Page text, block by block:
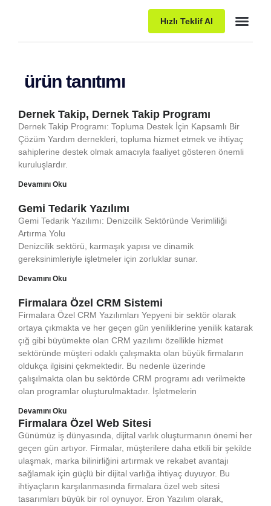
Hızlı Teklif Al
ürün tanıtımı
Dernek Takip, Dernek Takip Programı
Dernek Takip Programı: Topluma Destek İçin Kapsamlı Bir
Çözüm Yardım dernekleri, topluma hizmet etmek ve ihtiyaç
sahiplerine destek olmak amacıyla faaliyet gösteren önemli
kuruluşlardır.
Devamını Oku
Gemi Tedarik Yazılımı
Gemi Tedarik Yazılımı: Denizcilik Sektöründe Verimliliği
Artırma Yolu
Denizcilik sektörü, karmaşık yapısı ve dinamik
gereksinimleriyle işletmeler için zorluklar sunar.
Devamını Oku
Firmalara Özel CRM Sistemi
Firmalara Özel CRM Yazılımları Yepyeni bir sektör olarak
ortaya çıkmakta ve her geçen gün yeniliklerine yenilik katarak
çığ gibi büyümekte olan CRM yazılımı özellikle hizmet
sektöründe müşteri odaklı çalışmakta olan büyük firmaların
oldukça ilgisini çekmektedir. Bu nedenle üzerinde
çalışılmakta olan bu sektörde CRM programı adı verilmekte
olan programlar oluşturulmaktadır. İşletmelerin
Devamını Oku
Firmalara Özel Web Sitesi
Günümüz iş dünyasında, dijital varlık oluşturmanın önemi her
geçen gün artıyor. Firmalar, müşterilere daha etkili bir şekilde
ulaşmak, marka bilinirliğini artırmak ve rekabet avantajı
sağlamak için güçlü bir dijital varlığa ihtiyaç duyuyor. Bu
ihtiyaçların karşılanmasında firmalara özel web sitesi
tasarımları büyük bir rol oynuyor. Eron Yazılım olarak,